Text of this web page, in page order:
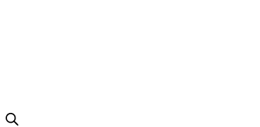
Zoeken